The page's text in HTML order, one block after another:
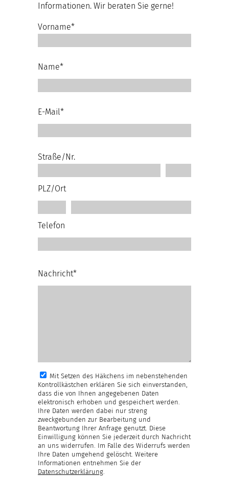
Informationen. Wir beraten Sie gerne!
Vorname*
Name*
E-Mail*
Straße/Nr.
PLZ/Ort
Telefon
Nachricht*
Mit Setzen des Häkchens im nebenstehenden
Kontrollkästchen erklären Sie sich einverstanden,
dass die von Ihnen angegebenen Daten
elektronisch erhoben und gespeichert werden.
Ihre Daten werden dabei nur streng
zweckgebunden zur Bearbeitung und
Beantwortung Ihrer Anfrage genutzt. Diese
Einwilligung können Sie jederzeit durch Nachricht
an uns widerrufen. Im Falle des Widerrufs werden
Ihre Daten umgehend gelöscht. Weitere
Informationen entnehmen Sie der
Datenschutzerklärung